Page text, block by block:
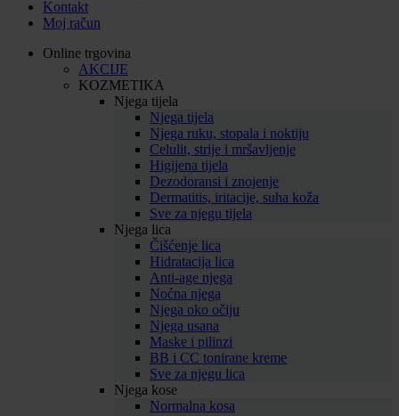
Kontakt
Moj račun
Online trgovina
AKCIJE
KOZMETIKA
Njega tijela
Njega tijela
Njega ruku, stopala i noktiju
Celulit, strije i mršavljenje
Higijena tijela
Dezodoransi i znojenje
Dermatitis, iritacije, suha koža
Sve za njegu tijela
Njega lica
Čišćenje lica
Hidratacija lica
Anti-age njega
Noćna njega
Njega oko očiju
Njega usana
Maske i pilinzi
BB i CC tonirane kreme
Sve za njegu lica
Njega kose
Normalna kosa